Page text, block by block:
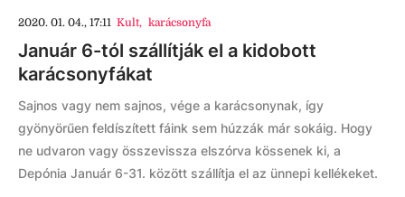
2020. 01. 04., 17:11 Kult, karácsonyfa
Január 6-tól szállítják el a kidobott
karácsonyfákat
Sajnos vagy nem sajnos, vége a karácsonynak, így
gyönyörűen feldíszített fáink sem húzzák már sokáig. Hogy
ne udvaron vagy összevissza elszórva kössenek ki, a
Depónia Január 6-31. között szállítja el az ünnepi kellékeket.